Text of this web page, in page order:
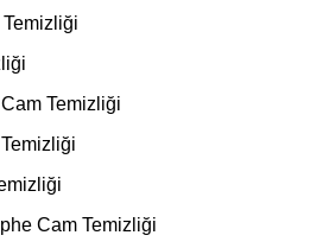
Temizliği
Cam Temizliği